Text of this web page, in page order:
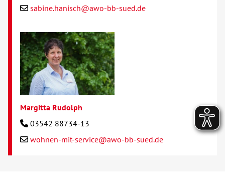
sabine.hanisch@awo-bb-sued.de
Margitta Rudolph
03542 88734-13
wohnen-mit-service@awo-bb-sued.de